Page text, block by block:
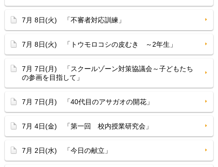
7月 8日(火) 「不審者対応訓練」
7月 8日(火) 「トウモロコシの皮むき ～2年生」
7月 7日(月) 「スクールゾーン対策協議会～子どもたち
の参画を目指して」
7月 7日(月) 「40代目のアサガオの開花」
7月 4日(金) 「第一回 校内授業研究会」
7月 2日(水) 「今日の献立」